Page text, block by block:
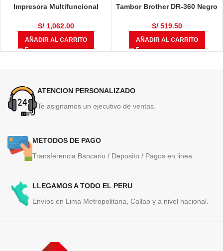
Impresora Multifuncional
S/1,062.00
AÑADIR AL CARRITO
Tambor Brother DR-360 Negro
S/519.50
AÑADIR AL CARRITO
ATENCION PERSONALIZADO
Te asignamos un ejecutivo de ventas.
METODOS DE PAGO
Transferencia Bancario / Deposito / Pagos en linea
LLEGAMOS A TODO EL PERU
Envíos en Lima Metropolitana, Callao y a nivel nacional.